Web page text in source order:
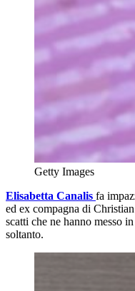
Getty Images
Elisabetta Canalis fa
ed ex compagna di
scatti che ne hanno messo
soltanto.